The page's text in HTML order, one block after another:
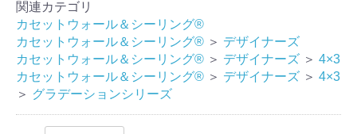
関連カテゴリ
カセットウォール＆シーリング®
カセットウォール＆シーリング® ＞ デザイナーズ
カセットウォール＆シーリング® ＞ デザイナーズ ＞ 4×3
カセットウォール＆シーリング® ＞ デザイナーズ ＞ 4×3
＞ グラデーションシリーズ